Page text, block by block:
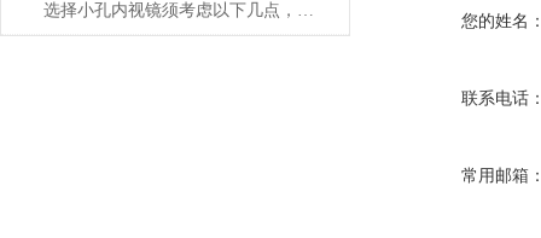
选择小孔内视镜须考虑以下几点，避免出错
您的姓名
联系电话
常用邮箱